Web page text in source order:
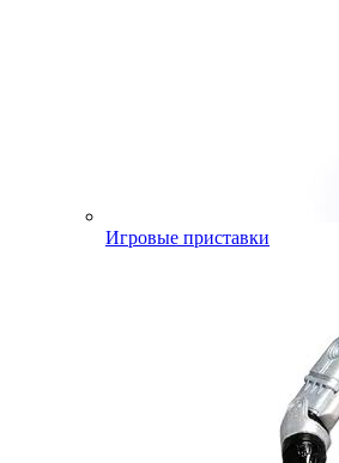
Игровые приставки